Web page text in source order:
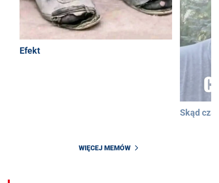
Efekt
Skąd
WIĘCEJ MEMÓW